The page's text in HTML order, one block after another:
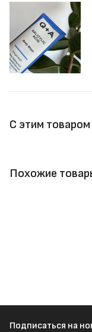
С этим
Похожие
Подписаться на